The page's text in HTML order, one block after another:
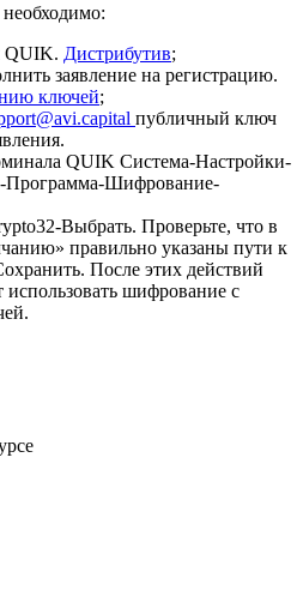
QUIK. Дистрибутив;
заявление на регистрацию.
ключей;
публичный ключ
QUIK Система-Настройки-
Программа-Шифрование-
Выбрать. Проверьте, что в
правильно указаны пути к
После этих действий
шифрование с